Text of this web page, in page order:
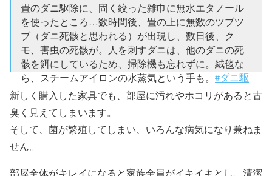
畳のダニ駆除に、固く絞った雑巾に無水エタノール
を使ったところ…数時間後、畳の上に無数のツブツ
ブ（ダニ死骸と思われる）が出現し、数日後、ク
モ、害虫の死骸が。人を刺すダニは、他のダニの死
骸を餌にしているため、掃除機も忘れずに。絨毯な
ら、スチームアイロンの水蒸気という手も。 #ダニ駆
除
— まだ人柱やってるの？ (@suncic117)
新しく購入した家具でも、部屋に汚れやホコリがあると古
臭く見えてしまいます。
そして、菌が繁殖してしまい、いろんな病気になり兼ねま
せん。
部屋全体がキレイになると家族全員がイキイキとし、清潔